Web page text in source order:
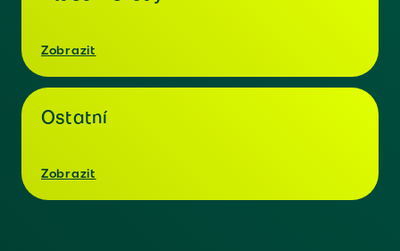
Zobrazit
Ostatní
Zobrazit